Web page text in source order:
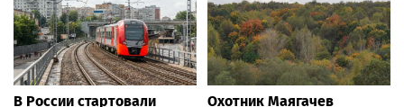
В России стартовали
Охотник Маягачев